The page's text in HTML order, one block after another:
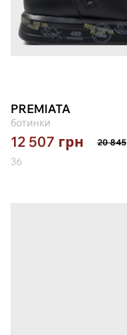
PREMIATA
ботинки
12 507 грн 20 845
36